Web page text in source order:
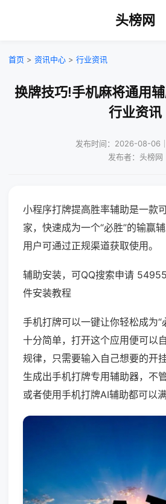
头榜网
首页 > 资讯中心 > 行业资讯
换牌技巧!手机麻将通用
行业资讯
发布时间：2026-08-06
发布者：头榜网
小程序打牌提高胜率辅助是一款
家，快速成为一个“必胜”的输赢
用户可通过正规渠道获取使用。
辅助安装，可QQ搜索申请
件安装教程
手机打牌可以一键让你轻松成为“
十分简单，打开这个应用便可以
规律，只需要输入自己想要的开
生成出手机打牌专用辅助器，不
或者使用手机打牌AI辅助都可以满